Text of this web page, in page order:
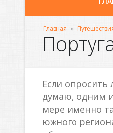
Главная »
Если опросить
думаю, одним
мере именно
южного